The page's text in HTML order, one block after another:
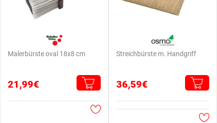
Malerbürste oval 18x8 cm
21,99€
Streichbürste m. Handgriff
36,59€